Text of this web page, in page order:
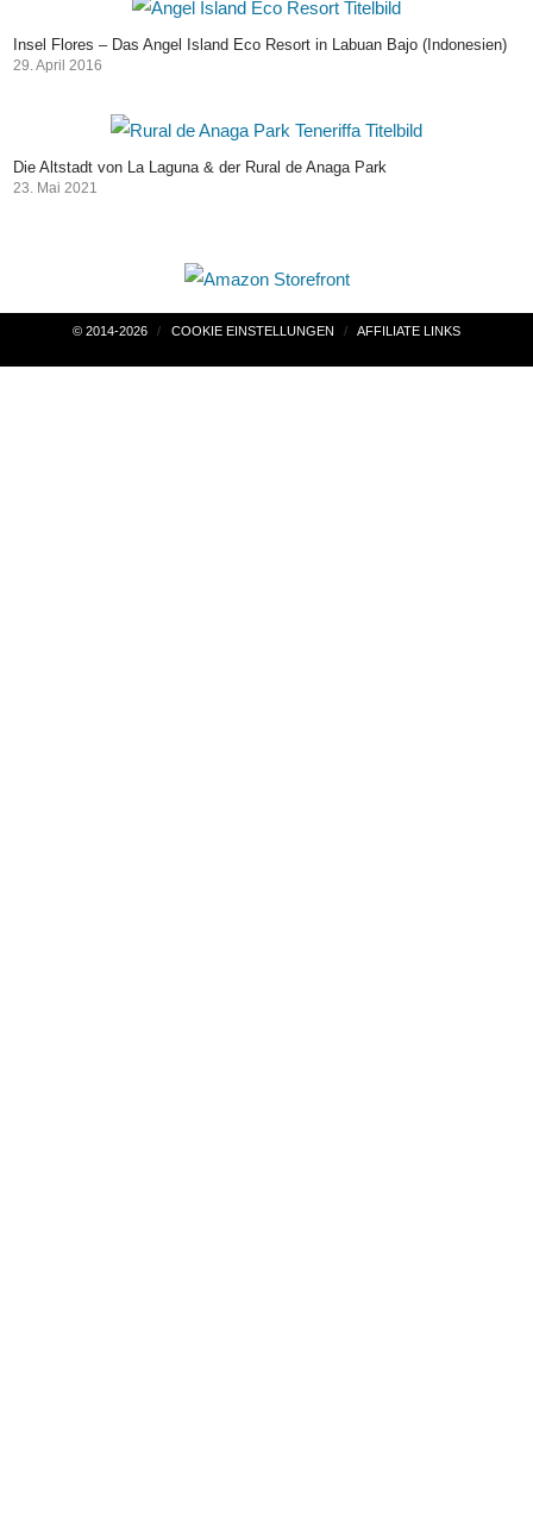
Insel Flores – Das Angel Island Eco Resort in Labuan Bajo (Indonesien)
29. April 2016
Die Altstadt von La Laguna & der Rural de Anaga Park
23. Mai 2021
Beitragsnavigation
© 2014-2026 COOKIE EINSTELLUNGEN AFFILIATE LINKS